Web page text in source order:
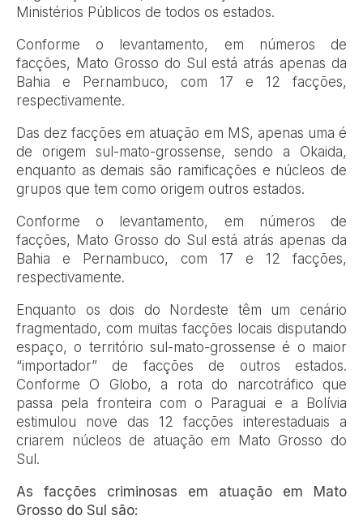
Ministérios Públicos de todos os estados.
Conforme o levantamento, em números de
facções, Mato Grosso do Sul está atrás apenas da
Bahia e Pernambuco, com 17 e 12 facções,
respectivamente.
Das dez facções em atuação em MS, apenas uma é
de origem sul-mato-grossense, sendo a Okaida,
enquanto as demais são ramificações e núcleos de
grupos que tem como origem outros estados.
Conforme o levantamento, em números de
facções, Mato Grosso do Sul está atrás apenas da
Bahia e Pernambuco, com 17 e 12 facções,
respectivamente.
Enquanto os dois do Nordeste têm um cenário
fragmentado, com muitas facções locais disputando
espaço, o território sul-mato-grossense é o maior
“importador” de facções de outros estados.
Conforme O Globo, a rota do narcotráfico que
passa pela fronteira com o Paraguai e a Bolívia
estimulou nove das 12 facções interestaduais a
criarem núcleos de atuação em Mato Grosso do
Sul.
As facções criminosas em atuação em Mato
Grosso do Sul são: